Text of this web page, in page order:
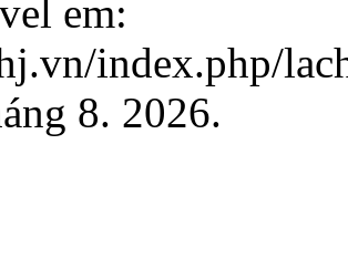
em:
index.php/
8. 2026.